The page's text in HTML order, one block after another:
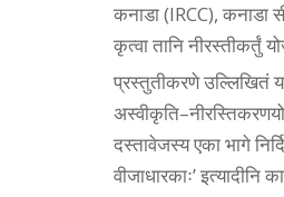
कनाडा (IRCC), कनाडा
कृत्वा तानि नीरस्तीकर्तुं
प्रस्तुतीकरणे उल्लिखितं
दस्तावेजस्य एका भागे
वीजाधारकाः’ इत्यादीनि